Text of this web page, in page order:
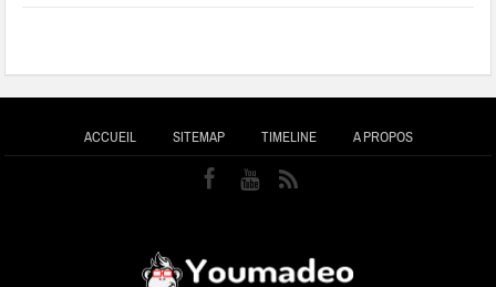
ACCUEIL SITEMAP TIMELINE A PROPOS